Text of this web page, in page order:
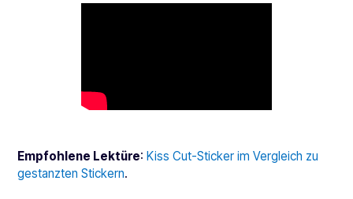
Empfohlene Lektüre:Kiss Cut-Sticker im Vergleich zu
gestanzten Stickern.